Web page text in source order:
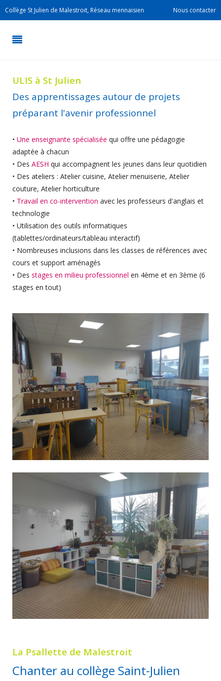
Collège St Julien de Malestroit, Réseau mennaisien Nous contacter
ULIS à St Julien
Des apprentissages autour de projets
préparant l'avenir professionnel
• Une enseignante spécialisée qui offre une pédagogie
adaptée à chacun
• Des AESH qui accompagnent les jeunes dans leur quotidien
• Des ateliers : Atelier cuisine, Atelier menuiserie, Atelier
couture, Atelier horticulture
• Travail en co-intervention avec les professeurs d'anglais et
technologie
• Utilisation des outils informatiques
(tablettes/ordinateurs/tableau interactif)
• Nombreuses inclusions dans les classes de références avec
cours et support aménagés
• Des stages en milieu professionnel en 4ème et en 3ème (6
stages en tout)
La Psallette de Malestroit
Chanter au collège Saint-Julien